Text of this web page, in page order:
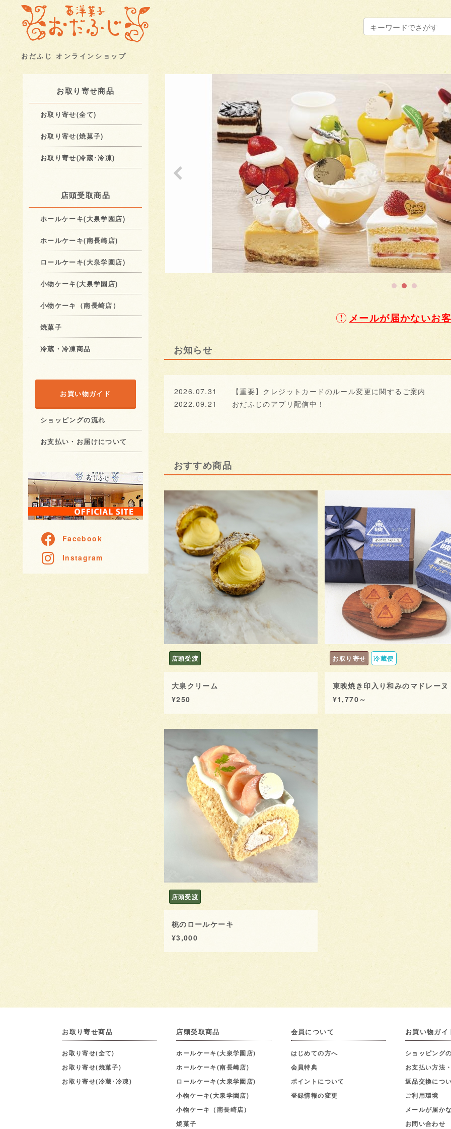
おだふじ オンラインショップ
お取り寄せ商品
お取り寄せ(全て)
お取り寄せ(焼菓子)
お取り寄せ(冷蔵･冷凍)
店頭受取商品
ホールケーキ(大泉学園店)
ホールケーキ(南長崎店)
ロールケーキ(大泉学園店)
小物ケーキ(大泉学園店)
小物ケーキ（南長崎店）
焼菓子
冷蔵・冷凍商品
お買い物ガイド
ショッピングの流れ
お支払い・お届けについて
Facebook
Instagram
メールが届かないお
お知らせ
2026.07.31
【重要】クレジットカードのルール変更に関するご案内
2022.09.21
おだふじのアプリ配信中！
おすすめ商品
店頭受渡
大泉クリーム
¥250
お取り寄せ 冷蔵便
東映焼き印入り和みのマドレーヌ
¥1,770～
店頭受渡
桃のロールケーキ
¥3,000
お取り寄せ商品
お取り寄せ(全て)
お取り寄せ(焼菓子)
お取り寄せ(冷蔵･冷凍)
店頭受取商品
ホールケーキ(大泉学園店)
ホールケーキ(南長崎店)
ロールケーキ(大泉学園店)
小物ケーキ(大泉学園店)
小物ケーキ（南長崎店）
焼菓子
会員について
はじめての方へ
会員特典
ポイントについて
登録情報の変更
お買い物ガイ
ショッピング
お支払い方法
返品交換につ
ご利用環境
メールが届か
お問い合わせ